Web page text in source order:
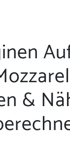
&